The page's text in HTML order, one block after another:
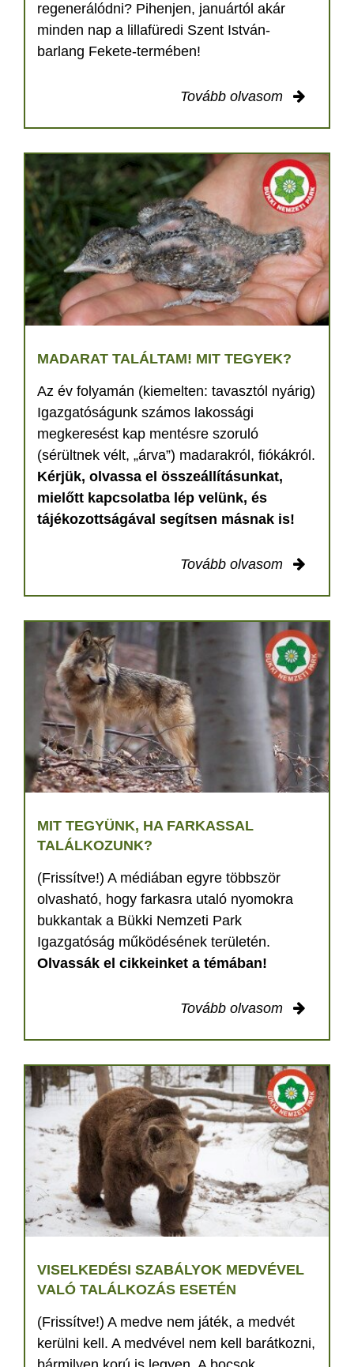
regenerálódni? Pihenjen, januártól akár
minden nap a lillafüredi Szent István-
barlang Fekete-termében!
Tovább olvasom
MADARAT TALÁLTAM! MIT TEGYEK?
Az év folyamán (kiemelten: tavasztól nyárig)
Igazgatóságunk számos lakossági
megkeresést kap mentésre szoruló
(sérültnek vélt, „árva”) madarakról, fiókákról.
Kérjük, olvassa el összeállításunkat,
mielőtt kapcsolatba lép velünk, és
tájékozottságával segítsen másnak is!
Tovább olvasom
MIT TEGYÜNK, HA FARKASSAL
TALÁLKOZUNK?
(Frissítve!) A médiában egyre többször
olvasható, hogy farkasra utaló nyomokra
bukkantak a Bükki Nemzeti Park
Igazgatóság működésének területén.
Olvassák el cikkeinket a témában!
Tovább olvasom
VISELKEDÉSI SZABÁLYOK MEDVÉVEL
VALÓ TALÁLKOZÁS ESETÉN
(Frissítve!) A medve nem játék, a medvét
kerülni kell. A medvével nem kell barátkozni,